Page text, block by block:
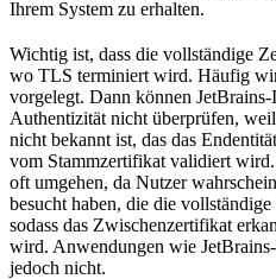
Ihrem System zu erhalten.
Wichtig ist, dass die vollständige
wo TLS terminiert wird. Häufig
vorgelegt. Dann können
Authentizität nicht überprüfen,
nicht bekannt ist, das das
vom Stammzertifikat validiert
oft umgehen, da Nutzer
besucht haben, die die
sodass das Zwischenzertifikat
wird. Anwendungen wie
jedoch nicht.